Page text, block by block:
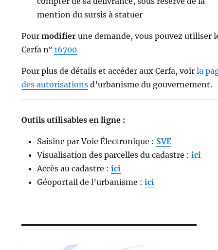
mention du sursis à statuer
Pour modifierune demande, vous pouvez utiliser
Cerfa n° 16700
Pour plus de détails et accéder aux Cerfa, voir la
des autorisationsd’urbanisme du gouvernement.
Outils utilisables en ligne :
Saisine par Voie Électronique : SVE
Visualisation des parcelles du cadastre : ici
Accès au cadastre : ici
Géoportail de l’urbanisme : ici